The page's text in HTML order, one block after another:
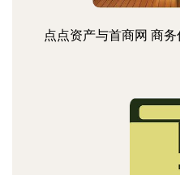
点点资产与首商网 商